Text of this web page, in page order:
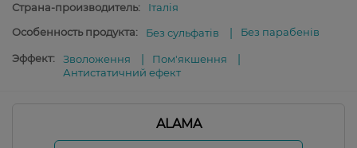
Страна-производитель:
Італія
Особенность продукта:
Без сульфатів Без парабенів
Эффект: Зволоження
Пом'якшення
Антистатичний ефект
ALAMA